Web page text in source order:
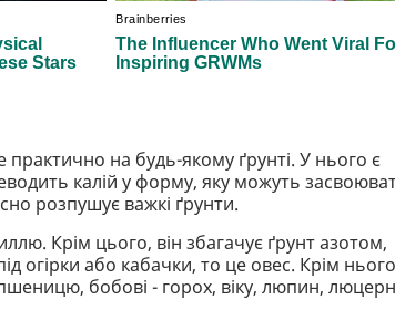
на будь-якому ґрунті. У нього є
калій у форму, яку можуть
розпушує важкі ґрунти.
Крім цього, він збагачує ґрунт азотом,
огірки або кабачки, то це овес. Крім
бобові - горох, віку, люпин,